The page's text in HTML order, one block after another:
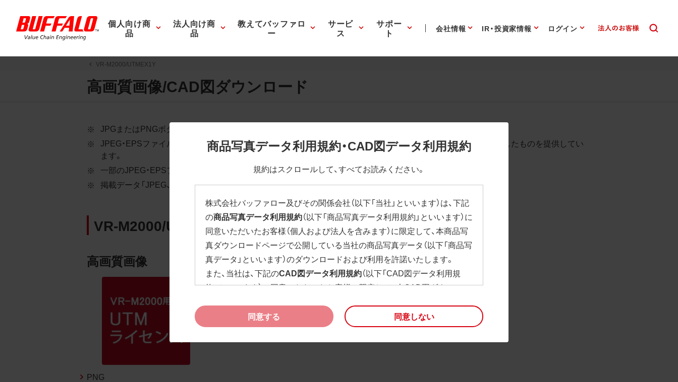
個人向け商
品
法人向け商
品
教えてバッファロ
ー
サービ
ス
サポー
ト 会社情報 IR・投資家情報 ログイン
VR-M2000/UTMEX1Y
高画質画像/CAD図ダウンロード
商品写真データ利用規約・CAD図データ利用規約
規約はスクロールして、すべてお読みください。
株式会社バッファロー及びその関係会社（以下「当社」といいます）は、下記
の商品写真データ利用規約（以下「商品写真データ利用規約」といいます）に
同意いただいたお客様（個人および法人を含みます）に限定して、本商品写
真ダウンロードページで公開している当社の商品写真データ（以下「商品写
真データ」といいます）のダウンロードおよび利用を許諾いたします。
また、当社は、下記のCAD図データ利用規約（以下「CAD図データ利用規
約」といいます）に同意いただいたお客様に限定して、本CAD図ダウンロー
ます）の利用を許諾いたします。
お客様が「同意する」ボタンをクリックされた場合、商品写真データ利用規
約及びCAD図データ利用規約に同意いただいたものとみなされます。
同意する 同意しない
JPGまたはPNGボタンを押すと画像の表示。EPSボタンを押すと圧縮ファイルのダウンロードが始まります。
JPEG・EPSファイルにはパスが設定されています。画像編集の際に便利です。PNG画像は原則として背景を透過したものを提供してい
ます。
一部のJPEG・EPSファイルにはパスが設定されていない場合があります。ご了承ください。
掲載データ「JPEG、PNG : 低解像度(RGBカラー)」 「EPS : 高解像度(CMYKカラー)」
VR-M2000/UTMEX1Y
高画質画像
PNG